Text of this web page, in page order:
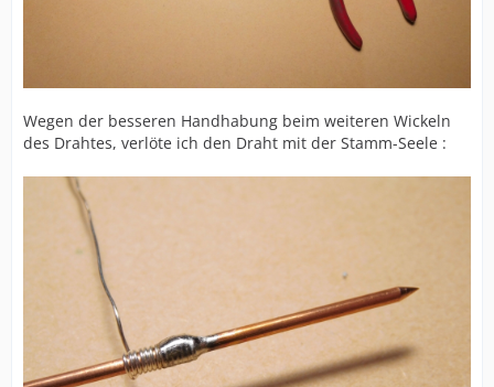
Wegen der besseren Handhabung beim weiteren Wickeln
des Drahtes, verlöte ich den Draht mit der Stamm-Seele :